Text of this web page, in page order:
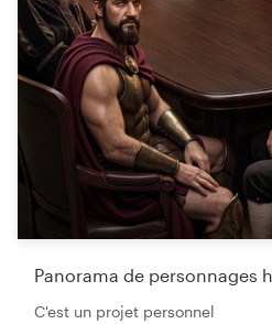
Panorama de personnages
C'est un projet personnel